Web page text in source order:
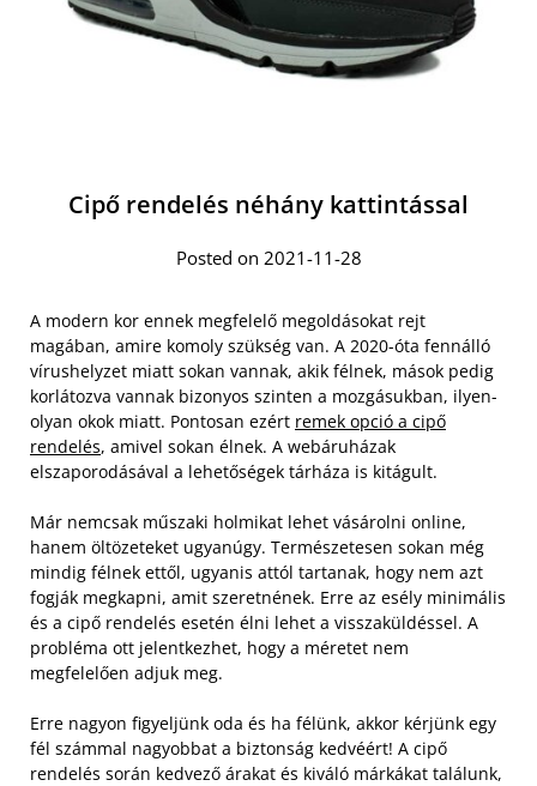
Cipő rendelés néhány kattintással
Posted on 2021-11-28
A modern kor ennek megfelelő megoldásokat rejt
magában, amire komoly szükség van. A 2020-óta fennálló
vírushelyzet miatt sokan vannak, akik félnek, mások pedig
korlátozva vannak bizonyos szinten a mozgásukban, ilyen-
olyan okok miatt. Pontosan ezért remek opció a cipő
rendelés, amivel sokan élnek. A webáruházak
elszaporodásával a lehetőségek tárháza is kitágult.
Már nemcsak műszaki holmikat lehet vásárolni online,
hanem öltözeteket ugyanúgy. Természetesen sokan még
mindig félnek ettől, ugyanis attól tartanak, hogy nem azt
fogják megkapni, amit szeretnének. Erre az esély minimális
és a cipő rendelés esetén élni lehet a visszaküldéssel. A
probléma ott jelentkezhet, hogy a méretet nem
megfelelően adjuk meg.
Erre nagyon figyeljünk oda és ha félünk, akkor kérjünk egy
fél számmal nagyobbat a biztonság kedvéért! A cipő
rendelés során kedvező árakat és kiváló márkákat találunk,